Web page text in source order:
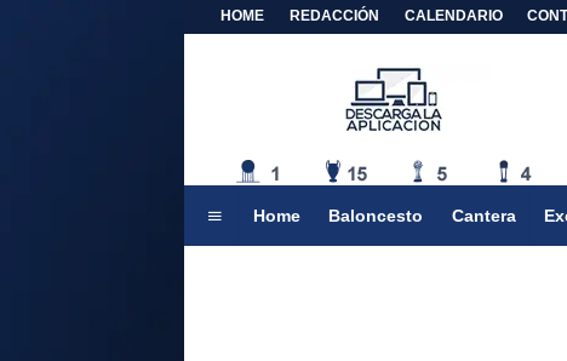
HOME REDACCIÓN CALENDARIO
Home Baloncesto Cantera